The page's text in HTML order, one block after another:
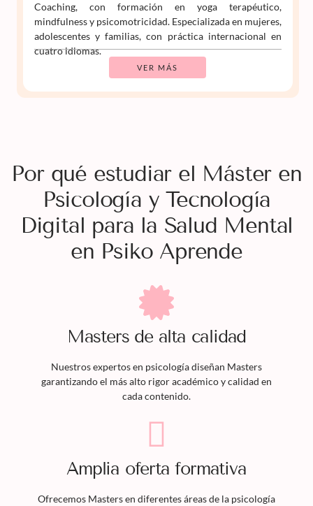
Coaching, con formación en yoga terapéutico,
mindfulness y psicomotricidad. Especializada en mujeres,
adolescentes y familias, con práctica internacional en
cuatro idiomas.
VER MÁS
Por qué estudiar el Máster en
Psicología y Tecnología
Digital para la Salud Mental
en Psiko Aprende
Mastersde alta calidad
Nuestros expertos en psicología diseñan Masters
garantizando el más alto rigor académico y calidad en
cada contenido.
Amplia oferta formativa
Ofrecemos Mastersen diferentes áreas de la psicología